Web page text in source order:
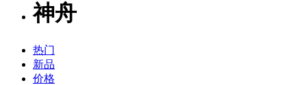
神舟
热门
新品
价格